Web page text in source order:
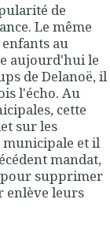
de
Le même
au
aujourd'hui le
de Delanoë, il
l'écho. Au
cette
sur les
et il
mandat,
pour supprimer
enlève leurs